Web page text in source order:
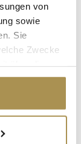
von
sowie
Sie
Zwecke
Privacy
Lage